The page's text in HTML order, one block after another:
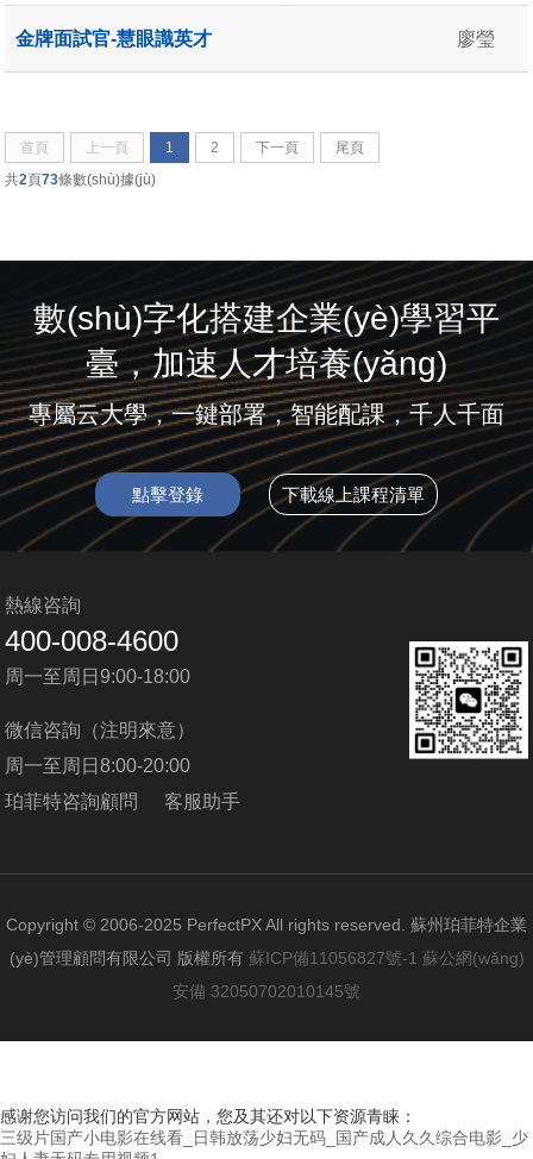
金牌面試官-慧眼識英才 廖瑩
首頁 上一頁 1 2 下一頁
尾頁
共2頁73條數(shù)據(jù)
數(shù)字化搭建企業(yè)學習平
臺，加速人才培養(yǎng)
專屬云大學，一鍵部署，智能配課，千人千面
點擊登錄 下載線上課程清單
熱線咨詢
400-008-4600
周一至周日9:00-18:00
微信咨詢（注明來意）
周一至周日8:00-20:00
珀菲特咨詢顧問
客服助手
Copyright © 2006-2025 PerfectPX All rights reserved. 蘇州珀菲特企業
(yè)管理顧問有限公司 版權所有 蘇ICP備11056827號-1 蘇公網(wǎng)
安備 32050702010145號
感谢您访问我们的官方网站，您及其还对以下资源青睐：
三级片国产小电影在线看_日韩放荡少妇无码_国产成人久久综合电影_少